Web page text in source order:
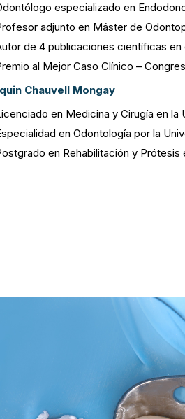
especializado en
adjunto en Máster de
de 4 publicaciones científicas en
al Mejor Caso Clínico –
Chauvell Mongay
en Medicina y Cirugía en la
en Odontología por la
en Rehabilitación y Prótesis